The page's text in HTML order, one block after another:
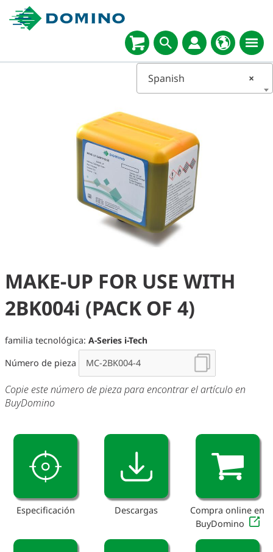
×
Spanish
MAKE-UP FOR USE WITH
2BK004i (PACK OF 4)
familia tecnológica: A-Series i-Tech
Número de pieza
Copie este número de pieza para encontrar el artículo en
BuyDomino
Especificación Descargas
Compra online en
BuyDomino